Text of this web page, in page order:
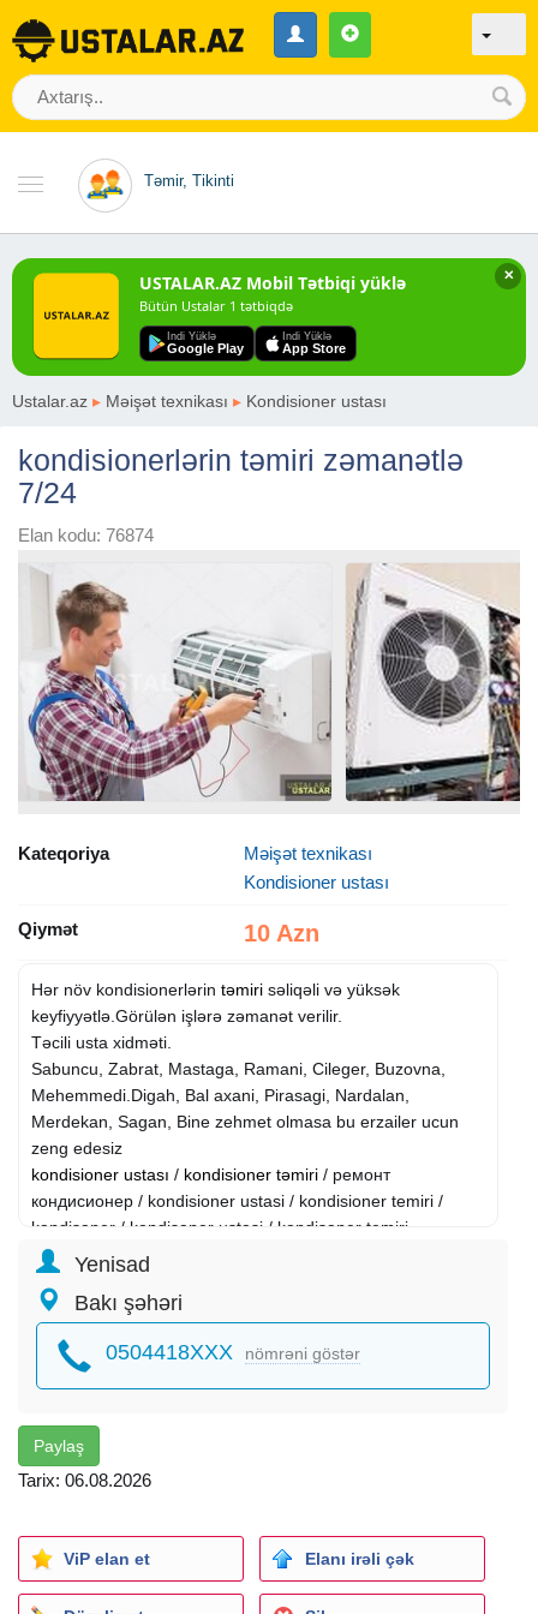
Təmir, Tikinti
✕
USTALAR.AZ Mobil Tətbiqi yüklə
Bütün Ustalar 1 tətbiqdə
Indi Yüklə
Google Play
Indi Yüklə
App Store
Ustalar.az ▸ Məişət texnikası ▸ Kondisioner ustası
kondisionerlərin təmiri zəmanətlə
7/24
Elan kodu: 76874
Kateqoriya
Məişət texnikası
Kondisioner ustası
Qiymət 10 Azn
Hər növ kondisionerlərin təmiri səliqəli və yüksək
keyfiyyətlə.Görülən işlərə zəmanət verilir.
Təcili usta xidməti.
Sabuncu, Zabrat, Mastaga, Ramani, Cileger, Buzovna,
Mehemmedi.Digah, Bal axani, Pirasagi, Nardalan,
Merdekan, Sagan, Bine zehmet olmasa bu erzailer ucun
zeng edesiz
kondisioner ustası / kondisioner təmiri / ремонт
кондисионер / kondisioner ustasi / kondisioner temiri /
kandisaner / kondisaner ustasi / kondisaner temiri
Zəmanətlə təmir edirik.
Servis olaraq daima xidmətinizdəyik.
Kondisioner Quraşdırılması
Kondisioner Yerdəyişməsi
Kondisionere qaz vurulmasi
Kondisioner pultunun tenzimlenmesi
Kondinsioner borularinin cekilmesi
Daima xidmətinizdəyik
samsung lg təmiri qaz vurulması plata və mator dəyişilməsi
Yenisad
Bakı şəhəri
0504418XXX nömrəni göstər
Paylaş
Tarix: 06.08.2026
ViP elan et Elanı irəli çək